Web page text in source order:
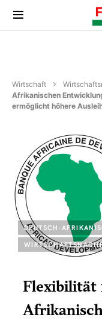
Wirtschaft
Afrikanischen
ermöglicht höhere
DEUTSCH-
Flexibilität